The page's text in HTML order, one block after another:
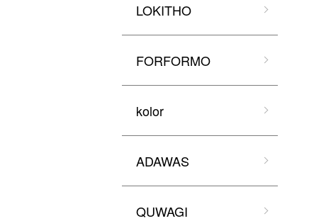
LOKITHO
FORFORMO
kolor
ADAWAS
QUWAGI